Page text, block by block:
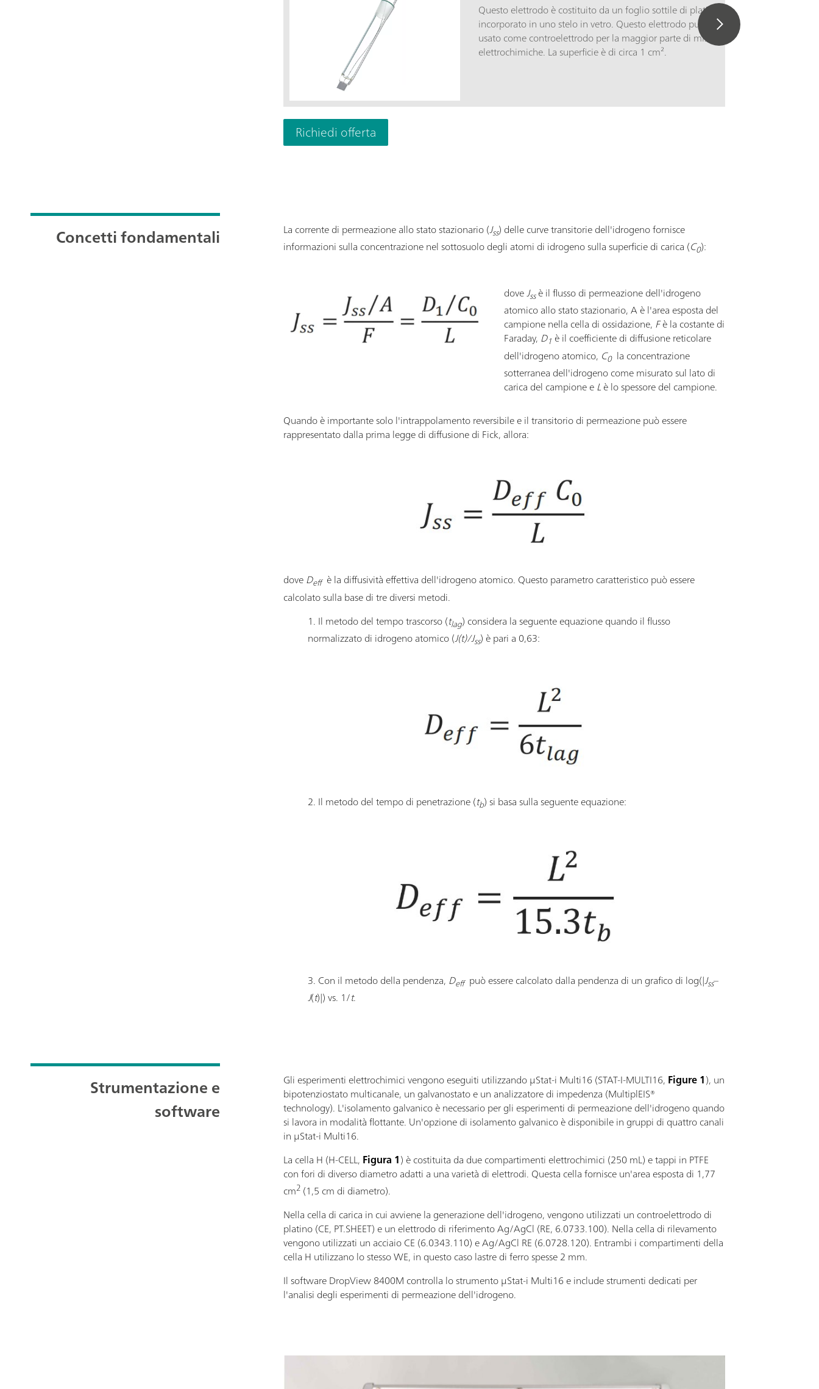
Questo elettrodo è costituito da un foglio sottile di platino
incorporato in uno stelo in vetro. Questo elettrodo può essere
usato come controelettrodo per la maggior parte di misure
elettrochimiche. La superficie è di circa 1 cm².
Richiedi offerta
Concetti fondamentali La corrente di permeazione allo stato stazionario (Jss) delle curve transitorie dell'idrogeno fornisce
informazioni sulla concentrazione nel sottosuolo degli atomi di idrogeno sulla superficie di carica (C0):
doveJssè il flusso di permeazione dell'idrogeno
atomico allo stato stazionario, A è l'area esposta del
campione nella cella di ossidazione, Fè la costante di
Faraday, D1 è il coefficiente di diffusione reticolare
dell'idrogeno atomico, C0la concentrazione
sotterranea dell'idrogeno come misurato sul lato di
carica del campione eLè lo spessore del campione.
Quando è importante solo l'intrappolamento reversibile e il transitorio di permeazione può essere
rappresentato dalla prima legge di diffusione di Fick, allora:
doveDeffè la diffusività effettiva dell'idrogeno atomico. Questo parametro caratteristico può essere
calcolato sulla base di tre diversi metodi.
1. Il metodo del tempo trascorso (tlag) considera la seguente equazione quando il flusso
normalizzato di idrogeno atomico (J(t)/Jss) è pari a 0,63:
2. Il metodo del tempo di penetrazione (tb) si basa sulla seguente equazione:
3. Con il metodo della pendenza, Deff può essere calcolato dalla pendenza di un grafico di log(|Jss–
J(t)|) vs. 1/t.
Strumentazione e
software
Gli esperimenti elettrochimici vengono eseguiti utilizzando μStat-i Multi16 (STAT-I-MULTI16, Figure 1), un
bipotenziostato multicanale, un galvanostato e un analizzatore di impedenza (MultiplEIS®
technology). L'isolamento galvanico è necessario per gli esperimenti di permeazione dell'idrogeno quando
si lavora in modalità flottante. Un'opzione di isolamento galvanico è disponibile in gruppi di quattro canali
in μStat-i Multi16.
La cella H (H-CELL, Figura 1) è costituita da due compartimenti elettrochimici (250 mL) e tappi in PTFE
con fori di diverso diametro adatti a una varietà di elettrodi. Questa cella fornisce un'area esposta di 1,77
cm2 (1,5 cm di diametro).
Nella cella di carica in cui avviene la generazione dell'idrogeno, vengono utilizzati un controelettrodo di
platino (CE, PT.SHEET) e un elettrodo di riferimento Ag/AgCl (RE, 6.0733.100). Nella cella di rilevamento
vengono utilizzati un acciaio CE (6.0343.110) e Ag/AgCl RE (6.0728.120). Entrambi i compartimenti della
cella H utilizzano lo stesso WE, in questo caso lastre di ferro spesse 2 mm.
Il software DropView 8400M controlla lo strumento μStat-i Multi16 e include strumenti dedicati per
l'analisi degli esperimenti di permeazione dell'idrogeno.